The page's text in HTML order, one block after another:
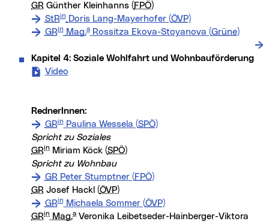
GR Günther Kleinhanns ( FPÖ)
StRin Doris Lang-Mayerhofer (ÖVP)
GRinMag.aRossitza Ekova-Stoyanova (Grüne)
Kapitel 4: Soziale Wohlfahrt und Wohnbauförderung
Video
RednerInnen:
GRinPaulina Wessela (SPÖ)
Spricht zu Soziales
GRin Miriam Köck (SPÖ)
Spricht zu Wohnbau
GR Peter Stumptner ( FPÖ)
GR Josef Hackl (ÖVP)
GRinMichaela Sommer (ÖVP)
GRin Mag.a Veronika Leibetseder-Hainberger-Viktora